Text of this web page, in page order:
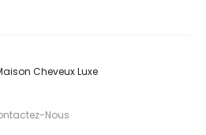
Cheveux Luxe
Nous